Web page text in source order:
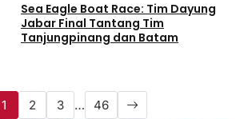
Sea Eagle Boat Race: Tim Dayung
Jabar Final Tantang Tim
Tanjungpinang dan Batam
1 2 3 … 46